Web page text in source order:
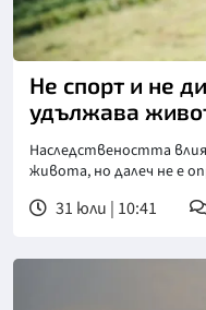
Снимка: Магнифик
Не спорт и не
удължава
Наследствеността
живота, но далеч не е
31 юли | 10:41